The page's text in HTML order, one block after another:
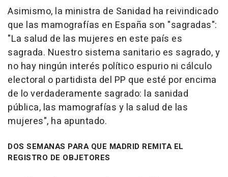
Asimismo, la ministra de Sanidad ha reivindicado
que las mamografías en España son "sagradas":
"La salud de las mujeres en este país es
sagrada. Nuestro sistema sanitario es sagrado, y
no hay ningún interés político espurio ni cálculo
electoral o partidista del PP que esté por encima
de lo verdaderamente sagrado: la sanidad
pública, las mamografías y la salud de las
mujeres", ha apuntado.
DOS SEMANAS PARA QUE MADRID REMITA EL
REGISTRO DE OBJETORES